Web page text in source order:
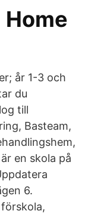
år 1-3 och
du
till
Basteam,
en skola på
6.